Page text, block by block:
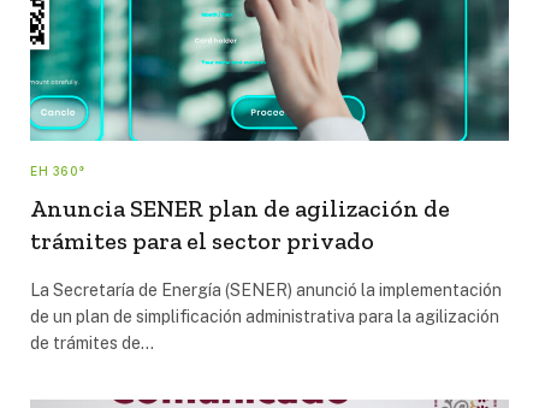
EH 360°
Anuncia SENER plan de agilización de
trámites para el sector privado
La Secretaría de Energía (SENER) anunció la implementación
de un plan de simplificación administrativa para la agilización
de trámites de…